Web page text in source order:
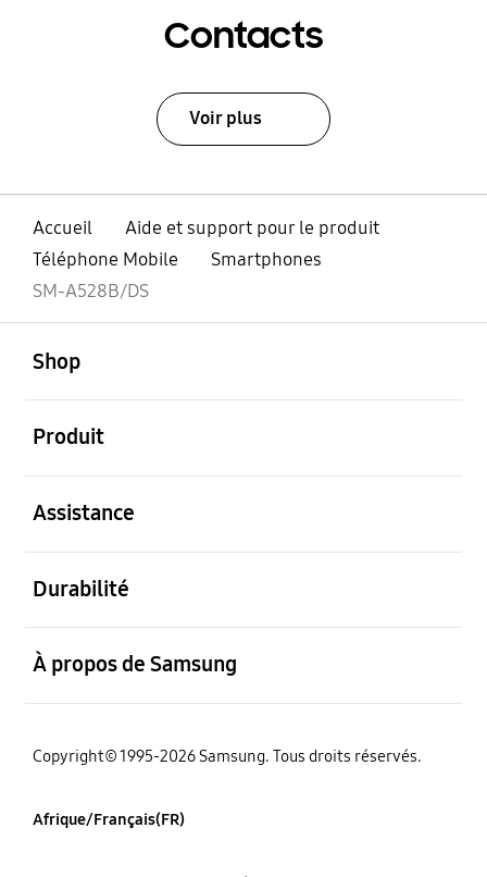
Contacts
Voir plus
Accueil
Aide et support pour le produit
Téléphone Mobile
Smartphones
SM-A528B/DS
Shop
Produit
Assistance
Durabilité
À propos de Samsung
Copyright© 1995-2026 Samsung. Tous droits réservés.
Afrique/Français(FR)